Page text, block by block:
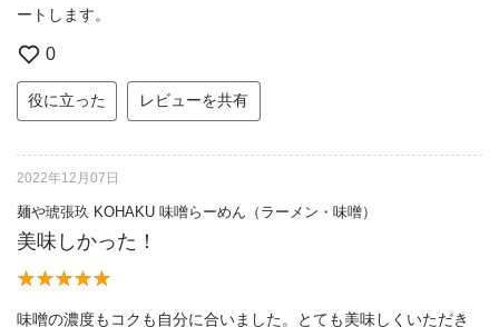
ートします。
0
役に立った レビューを共有
2022年12月07日
麺や琥張玖 KOHAKU 味噌らーめん（ラーメン・味噌）
美味しかった！
味噌の濃度もコクも自分に合いました。とても美味しくいただき